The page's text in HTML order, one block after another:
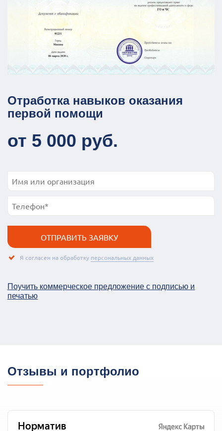
Отработка навыков оказания
первой помощи
от 5 000 руб.
Я согласен на обработку персональных данных
Поучить коммерческое предложение c подписью и
печатью
Отзывы и портфолио